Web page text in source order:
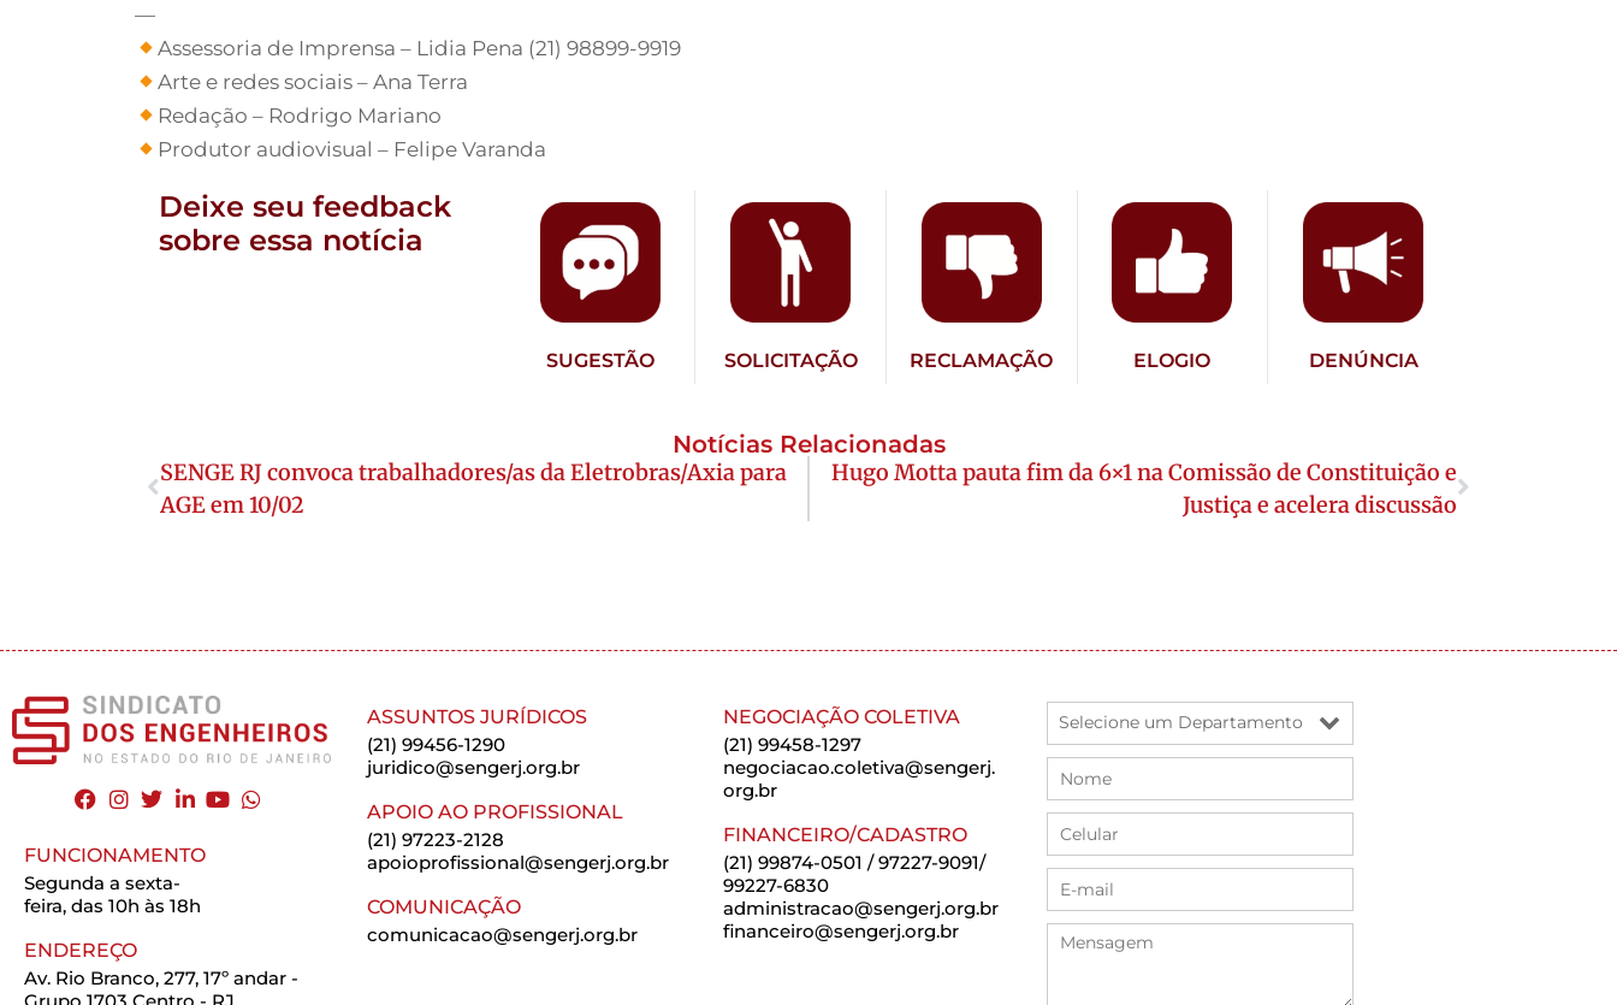
—
Assessoria de Imprensa – Lidia Pena (21) 98899-9919
Arte e redes sociais – Ana Terra
Redação – Rodrigo Mariano
Produtor audiovisual – Felipe Varanda
Deixe seu feedback
sobre essa notícia
SUGESTÃO SOLICITAÇÃO RECLAMAÇÃO ELOGIO DENÚNCIA
Notícias Relacionadas
SENGE RJ convoca trabalhadores/as da Eletrobras/Axia para
AGE em 10/02
Hugo Motta pauta fim da 6×1 na Comissão de Constituição e
Justiça e acelera discussão
FUNCIONAMENTO
Segunda a sexta-
feira, das 10h às 18h
ENDEREÇO
Av. Rio Branco, 277, 17º andar -
ASSUNTOS JURÍDICOS
(21) 99456-1290
juridico@sengerj.org.br
APOIO AO PROFISSIONAL
(21) 97223-2128
apoioprofissional@sengerj.org.br
COMUNICAÇÃO
comunicacao@sengerj.org.br
NEGOCIAÇÃO COLETIVA
(21) 99458-1297
negociacao.coletiva@sengerj.
org.br
FINANCEIRO/CADASTRO
(21) 99874-0501 / 97227-9091/
99227-6830
administracao@sengerj.org.br
financeiro@sengerj.org.br